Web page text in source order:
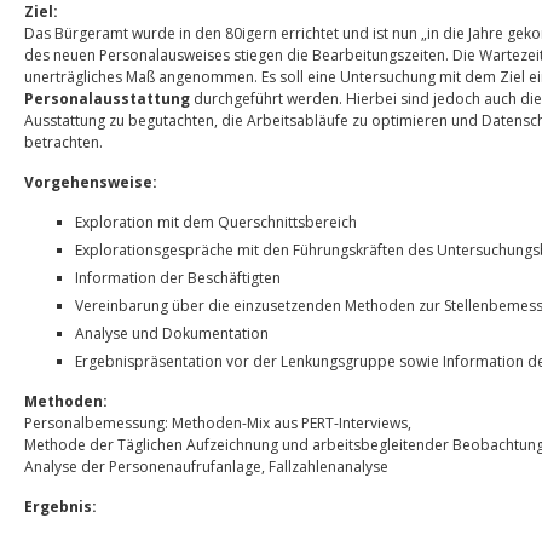
Ziel:
Das Bürgeramt wurde in den 80igern errichtet und ist nun „in die Jahre
des neuen Personalausweises stiegen die Bearbeitungszeiten. Die
unerträgliches Maß angenommen. Es soll eine Untersuchung mit dem Ziel
Personalausstattung durchgeführt werden. Hierbei sind jedoch auch
Ausstattung zu begutachten, die Arbeitsabläufe zu optimieren und
betrachten.
Vorgehensweise:
Exploration mit dem Querschnittsbereich
Explorationsgespräche mit den Führungskräften des
Information der Beschäftigten
Vereinbarung über die einzusetzenden Methoden zur
Analyse und Dokumentation
Ergebnispräsentation vor der Lenkungsgruppe sowie Information
Methoden:
Personalbemessung: Methoden-Mix aus PERT-Interviews,
Methode der Täglichen Aufzeichnung und arbeitsbegleitender
Analyse der Personenaufrufanlage, Fallzahlenanalyse
Ergebnis: